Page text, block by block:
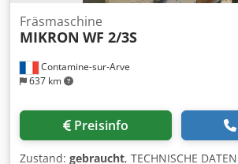
Contamine-sur-Arve
637 km
Fräsmaschine
MIKRON WF 2/3S
Preisinfo
Zustand: gebraucht, TECHNISCHE